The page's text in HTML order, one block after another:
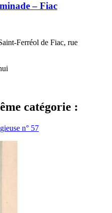
– Fiac
Ferréol de Fiac, rue
catégorie :
n° 57